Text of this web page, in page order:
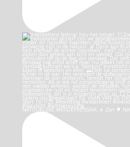
NATUURLIJKE ANTIDEPRESSIVA: ☀️ Zon 🌳